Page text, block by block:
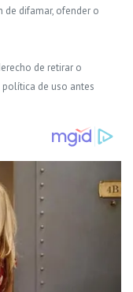
difamar, ofender o
de retirar o
de uso antes